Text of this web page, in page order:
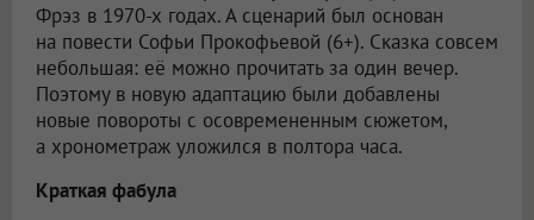
Фрэз в 1970-х годах. А сценарий был основан
на повести Софьи Прокофьевой (6+). Сказка совсем
небольшая: её можно прочитать за один вечер.
Поэтому в новую адаптацию были добавлены
новые повороты с осовремененным сюжетом,
а хронометраж уложился в полтора часа.
Краткая фабула